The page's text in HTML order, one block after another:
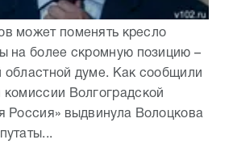
может поменять кресло
на более скромную позицию –
областной думе. Как сообщили
комиссии Волгоградской
Россия» выдвинула Волоцкова